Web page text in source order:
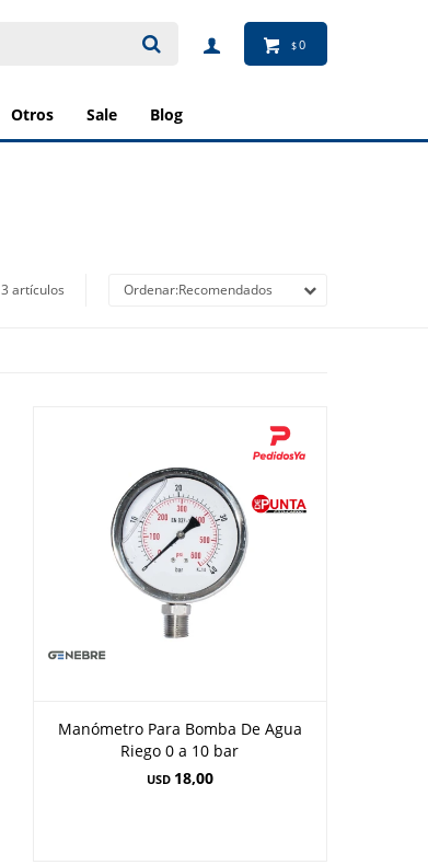
otros sale blog
$0
3 artículos Recomendados
Manómetro Para Bomba De Agua
Riego 0 a 10 bar
USD 18,00